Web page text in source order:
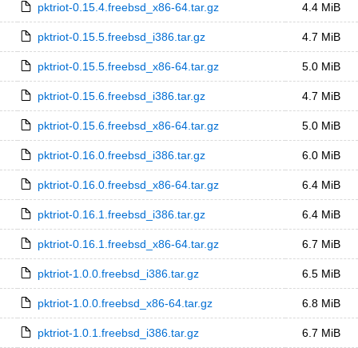
pktriot-0.15.4.freebsd_x86-64.tar.gz 4.4 MiB
pktriot-0.15.5.freebsd_i386.tar.gz 4.7 MiB
pktriot-0.15.5.freebsd_x86-64.tar.gz 5.0 MiB
pktriot-0.15.6.freebsd_i386.tar.gz 4.7 MiB
pktriot-0.15.6.freebsd_x86-64.tar.gz 5.0 MiB
pktriot-0.16.0.freebsd_i386.tar.gz 6.0 MiB
pktriot-0.16.0.freebsd_x86-64.tar.gz 6.4 MiB
pktriot-0.16.1.freebsd_i386.tar.gz 6.4 MiB
pktriot-0.16.1.freebsd_x86-64.tar.gz 6.7 MiB
pktriot-1.0.0.freebsd_i386.tar.gz 6.5 MiB
pktriot-1.0.0.freebsd_x86-64.tar.gz 6.8 MiB
pktriot-1.0.1.freebsd_i386.tar.gz 6.7 MiB